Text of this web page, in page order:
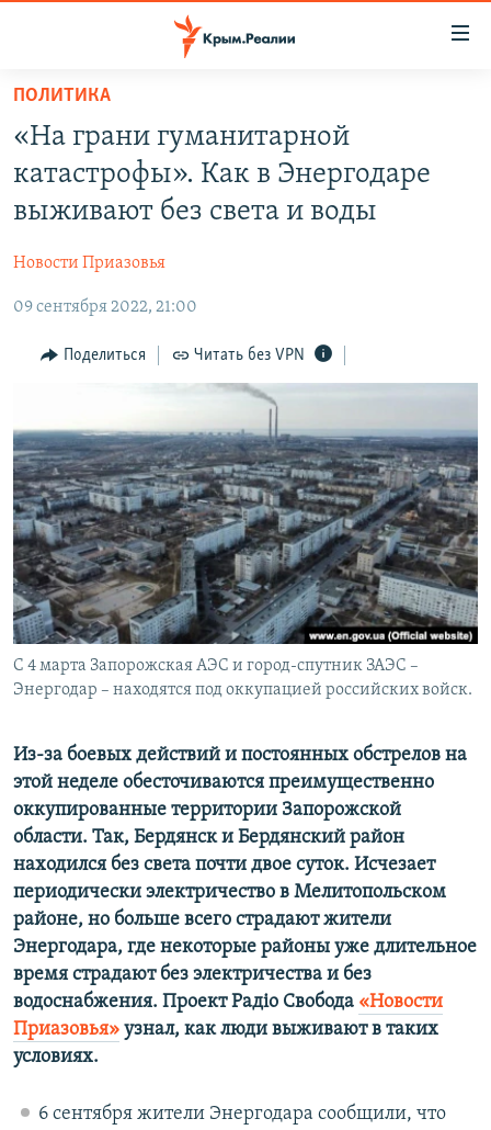
Вернуться
основному
содержанию
главной
навигации
Вернутся
поиску
СПЕЦПРОЕКТЫ
11 ЛЕТ ОККУПАЦИИ КРЫМА. 11 ИСТОРИЙ СОПРОТИВЛЕНИЯ
ЕЩЕ
ИНТЕРАКТИВ
ИНФОГРАФИКА
СОВЕТЫ ПРАВОЗАЩИТНИКОВ
ПРОПАВШИЕ БЕЗ ВЕСТИ
ПОБЕДИТЕЛЕЙ НЕ СУДЯТ?
КРЫМ.НЕПОКОРЕННЫЙ
ELIFBE
УКРАИНСКАЯ ПРОБЛЕМА КРЫМА
РАДІО СВОБОДА
КАК ОБОЙТИ БЛОКИРОВКУ
Qırımtatar
ПРИСОЕДИНЯЙТЕСЬ!
Все сайты RFE/RL
ПОЛИТИКА
«На грани гуманитарной
катастрофы». Как в Энергодаре
выживают без света и воды
Новости Приазовья
09 сентября 2022, 21:00
Поделиться Читать без VPN
С 4 марта Запорожская АЭС и город-спутник ЗАЭС –
Энергодар – находятся под оккупацией российских войск.
Из-за боевых действий и постоянных обстрелов на
этой неделе обесточиваются преимущественно
оккупированные территории Запорожской
области. Так, Бердянск и Бердянский район
находился без света почти двое суток. Исчезает
периодически электричество в Мелитопольском
районе, но больше всего страдают жители
Энергодара, где некоторые районы уже длительное
время страдают без электричества и без
водоснабжения. Проект Радіо Свобода «Новости
Приазовья» узнал, как люди выживают в таких
условиях.
6 сентября жители Энергодара сообщили, что